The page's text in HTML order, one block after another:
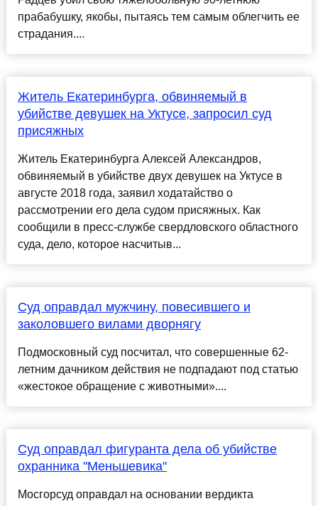
прабабушку, якобы, пытаясь тем самым облегчить ее
страдания....
Житель Екатеринбурга, обвиняемый в
убийстве девушек на Уктусе, запросил суд
присяжных
Житель Екатеринбурга Алексей Александров,
обвиняемый в убийстве двух девушек на Уктусе в
августе 2018 года, заявил ходатайство о
рассмотрении его дела судом присяжных. Как
сообщили в пресс-службе свердловского областного
суда, дело, которое насчитыв...
Суд оправдал мужчину, повесившего и
заколовшего вилами дворнягу
Подмосковный суд посчитал, что совершенные 62-
летним дачником действия не подпадают под статью
«жестокое обращение с животными»....
Суд оправдал фигуранта дела об убийстве
охранника "Меньшевика"
Мосгорсуд оправдал на основании вердикта